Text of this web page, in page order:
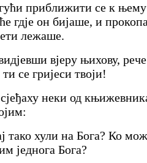
приближити се к
гдје он бијаше, и
лежаше.
вјеру њихову,
се гријеси твоји!
неки од
тако хули на Бога? Ко
једнога Бога?